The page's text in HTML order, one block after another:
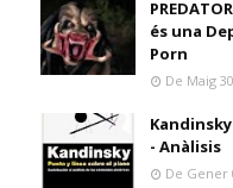
és una
Porn
De Maig
- Anàlisis
De Gener